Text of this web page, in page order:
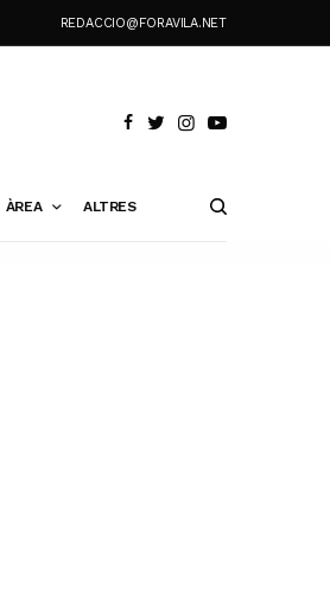
REDACCIO@FORAVILA.NET
ÀREA ALTRES